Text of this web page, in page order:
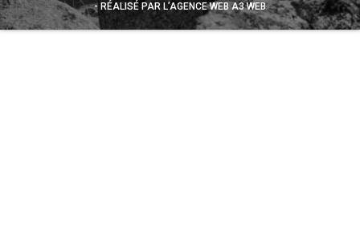
RÉALISÉ PAR L’AGENCE WEB A3 WEB